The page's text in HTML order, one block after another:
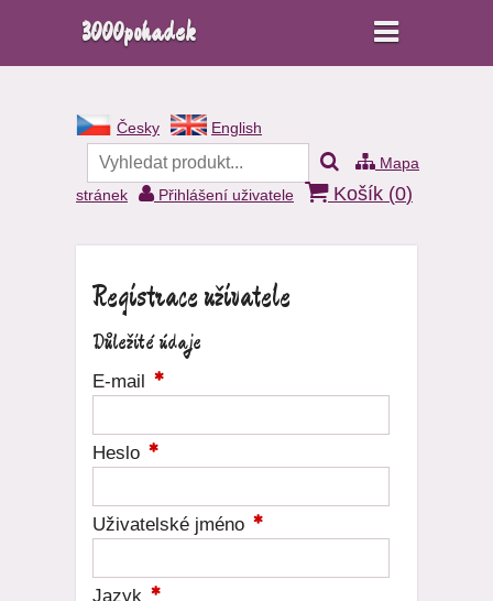
3000pohadek
Česky
English
Mapa
stránek
Přihlášení uživatele Košík (0)
Registrace uživatele
Důležité údaje
E-mail
Heslo
Uživatelské jméno
Jazyk